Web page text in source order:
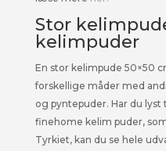
Stor
kelimpuder
En stor kelimpude 50×50
forskellige måder med
og pyntepuder. Har du
finehome kelim puder,
Tyrkiet, kan du se hele